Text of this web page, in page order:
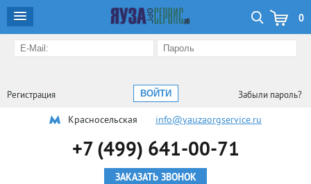
0
Забыли пароль?
Регистрация
Красносельская info@yauzaorgservice.ru
+7 (499) 641-00-71
ЗАКАЗАТЬ ЗВОНОК